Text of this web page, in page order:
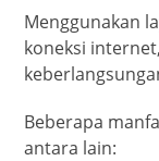
Menggunakan
koneksi
Beberapa
antara lain: